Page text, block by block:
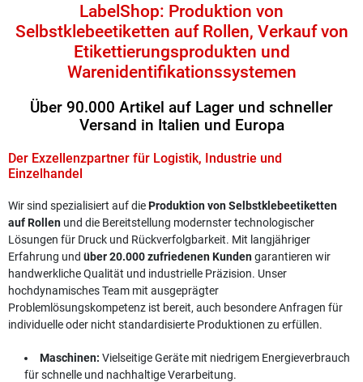
LabelShop: Produktion von
Selbstklebeetiketten auf Rollen, Verkauf von
Etikettierungsprodukten und
Warenidentifikationssystemen
Über 90.000 Artikel auf Lager und schneller
Versand in Italien und Europa
Der Exzellenzpartner für Logistik, Industrie und
Einzelhandel
Wir sind spezialisiert auf dieProduktion von Selbstklebeetiketten
auf Rollen und die Bereitstellung modernster technologischer
Lösungen für Druck und Rückverfolgbarkeit. Mit langjähriger
Erfahrung und über 20.000 zufriedenen Kundengarantieren wir
handwerkliche Qualität und industrielle Präzision. Unser
hochdynamisches Team mit ausgeprägter
Problemlösungskompetenz ist bereit, auch besondere Anfragen für
individuelle oder nicht standardisierte Produktionen zu erfüllen.
Maschinen:Vielseitige Geräte mit niedrigem Energieverbrauch
für schnelle und nachhaltige Verarbeitung.